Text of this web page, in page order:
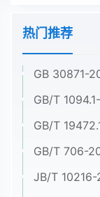
热门推荐
GB/T 706-